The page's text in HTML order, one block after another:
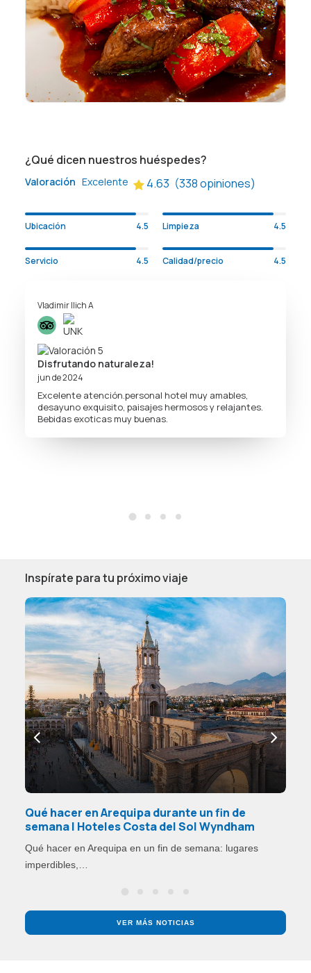
¿Qué dicen nuestros huéspedes?
Valoración Excelente 4.63 (338 opiniones)
Ubicación 4.5 Limpieza 4.5
Servicio 4.5 Calidad/precio 4.5
Vladimir Ilich A
Disfrutando naturaleza!
jun de 2024
Excelente atención.personal hotel muy amables,
desayuno exquisito, paisajes hermosos y relajantes.
Bebidas exoticas muy buenas.
Inspírate para tu próximo viaje
Qué hacer en Arequipa durante un fin de
semana | Hoteles Costa del Sol Wyndham
Qué hacer en Arequipa en un fin de semana: lugares
imperdibles,…
VER MÁS NOTICIAS